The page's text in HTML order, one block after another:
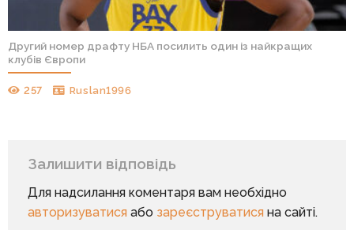
Другий номер драфту НБА посилить один із найкращих
клубів Європи
257 Ruslan1996
Залишити відповідь
Для надсилання коментаря вам необхідно
авторизуватисяабо зареєструватисяна сайті.